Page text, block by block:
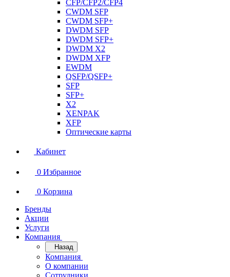
CFP/CFP2/CFP4
CWDM SFP
CWDM SFP+
DWDM SFP
DWDM SFP+
DWDM X2
DWDM XFP
EWDM
QSFP/QSFP+
SFP
SFP+
X2
XENPAK
XFP
Оптические карты
Кабинет
0 Избранное
0 Корзина
Бренды
Акции
Услуги
Компания
Назад
Компания
О компании
Сотрудники